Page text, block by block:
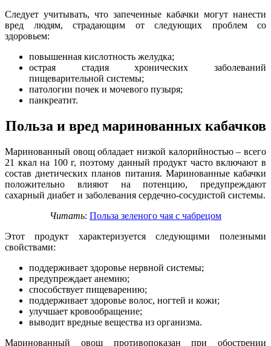
Следует учитывать, что запеченные кабачки могут нанести
вред людям, страдающим от следующих проблем со
здоровьем:
повышенная кислотность желудка;
острая стадия хронических заболеваний
пищеварительной системы;
патологии почек и мочевого пузыря;
панкреатит.
Польза и вред маринованных кабачков
Маринованный овощ обладает низкой калорийностью – всего
21 ккал на 100 г, поэтому данный продукт часто включают в
состав диетических планов питания. Маринованные кабачки
положительно влияют на потенцию, предупреждают
сахарный диабет и заболевания сердечно-сосудистой системы.
Читать: Польза зеленого чая с чабрецом
Этот продукт характеризуется следующими полезными
свойствами:
поддерживает здоровье нервной системы;
предупреждает анемию;
способствует пищеварению;
поддерживает здоровье волос, ногтей и кожи;
улучшает кровообращение;
выводит вредные вещества из организма.
Маринованный овощ противопоказан при обострении